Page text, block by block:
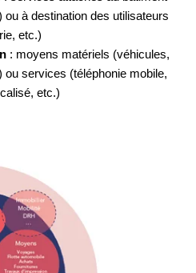
à destination des utilisateurs
etc.)
: moyens matériels (véhicules,
ou services (téléphonie mobile,
etc.)